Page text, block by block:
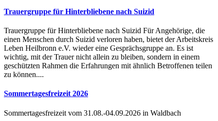
Trauergruppe für Hinterbliebene nach Suizid
Trauergruppe für Hinterbliebene nach Suizid Für Angehörige, die
einen Menschen durch Suizid verloren haben, bietet der Arbeitskreis
Leben Heilbronn e.V. wieder eine Gesprächsgruppe an. Es ist
wichtig, mit der Trauer nicht allein zu bleiben, sondern in einem
geschützten Rahmen die Erfahrungen mit ähnlich Betroffenen teilen
zu können....
Sommertagesfreizeit 2026
Sommertagesfreizeit vom 31.08.-04.09.2026 in Waldbach